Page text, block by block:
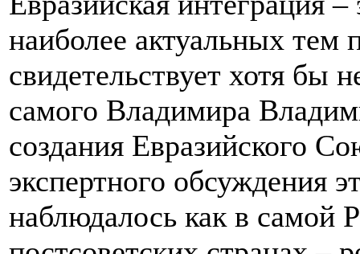
наиболее актуальных тем
свидетельствует хотя бы
самого Владимира
создания Евразийского
экспертного обсуждения
наблюдалось как в самой